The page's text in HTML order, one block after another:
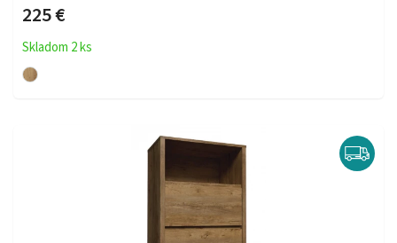
225 €
Skladom 2 ks